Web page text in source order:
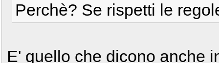
Perchè? Se rispetti le
E' quello che dicono anche